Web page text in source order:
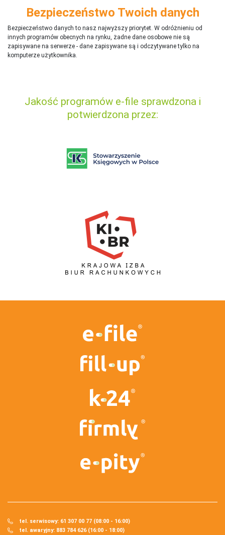
Bezpieczeństwo Twoich danych
Bezpieczeństwo danych to nasz najwyższy priorytet. W odróżnieniu od
innych programów obecnych na rynku, żadne dane osobowe nie są
zapisywane na serwerze - dane zapisywane są i odczytywane tylko na
komputerze użytkownika.
Jakość programów e-file sprawdzona i
potwierdzona przez:
tel. serwisowy: 61 307 00 77 (08:00 - 16:00)
tel. awaryjny: 883 784 626 (16:00 - 18:00)